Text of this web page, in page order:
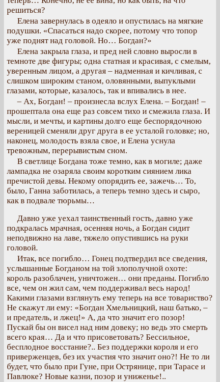
решиться?
Елена завернулась в одеяло и опустилась на мягкие
подушки. «Спасаться надо скорее, потому что топор
уже поднят над головой. Но… Богдан?»
Елена закрыла глаза, и пред ней словно выросли в
темноте две фигуры; одна статная и красивая, с смелым,
уверенным лицом, а другая – надменная и кичливая, с
слишком широким станом, оловянными, выпуклыми
глазами, которые, казалось, так и впивались в нее.
– Ах, Богдан! – произнесла вслух Елена. – Богдан! –
прошептала она еще раз совсем тихо и смежила глаза. И
мысли, и мечты, и картины долго еще беспорядочною
вереницей сменяли друг друга в ее усталой головке; но,
наконец, молодость взяла свое, и Елена уснула
тревожным, перерывистым сном.
В светлице Богдана тоже темно, как в могиле; даже
лампадка не озаряла своим коротким сиянием лика
пречистой девы. Некому опорядить ее, зажечь… То,
было, Ганна заботилась, а теперь темно здесь и сыро,
как в подвале тюрьмы…
Давно уже уехал таинственный гость, давно уже
подкралась мрачная, осенняя ночь, а Богдан сидит
неподвижно на лаве, тяжело опустившись на руки
головой.
Итак, все погибло… Гонец подтвердил все сведения,
услышанные Богданом на той злополучной охоте:
король разоблачен, уничтожен… они преданы. Погибло
все, чем он жил сам, чем поддерживал весь народ!
Какими глазами взглянуть ему теперь на все товариство?
Не скажут ли ему: «Богдан Хмельницкий, наш батько, –
и предатель, и лжец!» А, да что значит его позор!
Пускай бы он висел над ним довеку; но ведь это смерть
всего края… Да и что присоветовать? Бессильное,
бесплодное восстание?.. Без поддержки короля и его
приверженцев, без их участия что значит оно?! Не то ли
будет, что было при Гуне, при Острянице, при Тарасе и
Павлюке? Новые казни, позор и униженье!..